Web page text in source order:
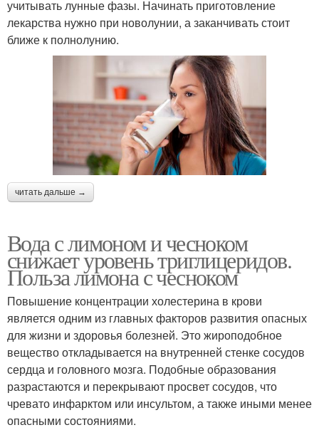
учитывать лунные фазы. Начинать приготовление
лекарства нужно при новолунии, а заканчивать стоит
ближе к полнолунию.
читать дальше →
Вода с лимоном и чесноком
снижает уровень триглицеридов.
Польза лимона с чесноком
Повышение концентрации холестерина в крови
является одним из главных факторов развития опасных
для жизни и здоровья болезней. Это жироподобное
вещество откладывается на внутренней стенке сосудов
сердца и головного мозга. Подобные образования
разрастаются и перекрывают просвет сосудов, что
чревато инфарктом или инсультом, а также иными менее
опасными состояниями.